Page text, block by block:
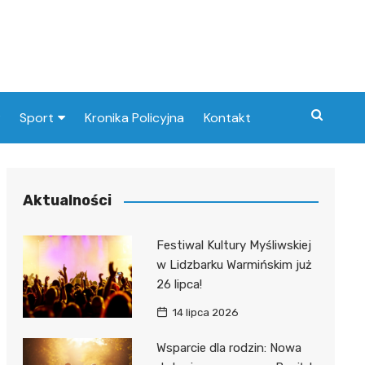
Sport Kronika Policyjna Kontakt
Aktualności
Festiwal Kultury Myśliwskiej
w Lidzbarku Warmińskim już
26 lipca!
14 lipca 2026
Wsparcie dla rodzin: Nowa